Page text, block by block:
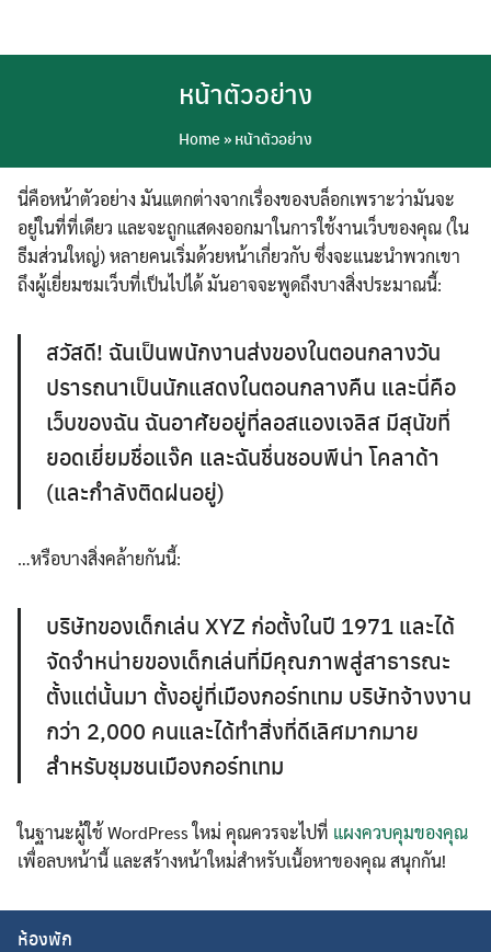
English
ไทย
หน้าตัวอย่าง
Home» หน้าตัวอย่าง
นี่คือหน้าตัวอย่าง มันแตกต่างจากเรื่องของบล็อกเพราะว่ามันจะ
อยู่ในที่ที่เดียว และจะถูกแสดงออกมาในการใช้งานเว็บของคุณ (ใน
ธีมส่วนใหญ่) หลายคนเริ่มด้วยหน้าเกี่ยวกับ ซึ่งจะแนะนำพวกเขา
ถึงผู้เยี่ยมชมเว็บที่เป็นไปได้ มันอาจจะพูดถึงบางสิ่งประมาณนี้:
สวัสดี! ฉันเป็นพนักงานส่งของในตอนกลางวัน
ปรารถนาเป็นนักแสดงในตอนกลางคืน และนี่คือ
เว็บของฉัน ฉันอาศัยอยู่ที่ลอสแองเจลิส มีสุนัขที่
ยอดเยี่ยมชื่อแจ๊ค และฉันชื่นชอบพีน่า โคลาด้า
(และกำลังติดฝนอยู่)
…หรือบางสิ่งคล้ายกันนี้:
บริษัทของเด็กเล่น XYZ ก่อตั้งในปี 1971 และได้
จัดจำหน่ายของเด็กเล่นที่มีคุณภาพสู่สาธารณะ
ตั้งแต่นั้นมา ตั้งอยู่ที่เมืองกอร์ทเทม บริษัทจ้างงาน
กว่า 2,000 คนและได้ทำสิ่งที่ดีเลิศมากมาย
สำหรับชุมชนเมืองกอร์ทเทม
ในฐานะผู้ใช้ WordPress ใหม่ คุณควรจะไปที่ แผงควบคุมของคุณ
เพื่อลบหน้านี้ และสร้างหน้าใหม่สำหรับเนื้อหาของคุณ สนุกกัน!
ห้องพัก